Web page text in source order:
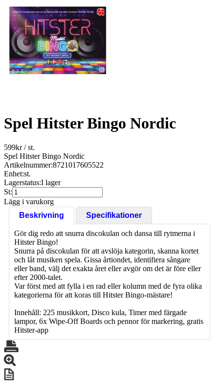
Spel Hitster Bingo Nordic
599kr/ st.
Spel Hitster Bingo Nordic
Artikelnummer:8721017605522
Enhet:st.
Lagerstatus:I lager
St:
Lägg i varukorg
Beskrivning
Specifikationer
Gör dig redo att snurra discokulan och dansa till rytmerna i
Hitster Bingo!
Snurra på discokulan för att avslöja kategorin, skanna kortet
och låt musiken spela. Gissa årtiondet, identifiera sångare
eller band, välj det exakta året eller avgör om det är före eller
efter 2000-talet.
Var först med att fylla i en rad eller kolumn med de fyra olika
kategorierna för att koras till Hitster Bingo-mästare!
Innehåll: 225 musikkort, Disco kula, Timer med färgade
lampor, 6x Wipe-Off Boards och pennor för markering, gratis
Hitster-app